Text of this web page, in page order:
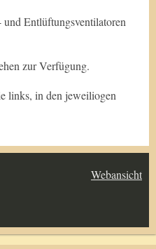
Entlüftungsventilatoren
zur Verfügung.
links, in den jeweiliogen
Webansicht